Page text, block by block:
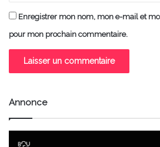
Enregistrer mon nom, mon e-mail et
pour mon prochain commentaire.
Annonce